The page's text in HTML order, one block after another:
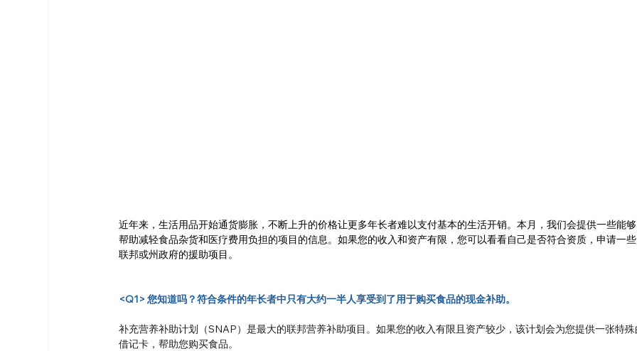
近年来，生活用品开始通货膨胀，不断上升的价格让更多年长者难以支付基本的生活开销。本月，我们会提供一些能够
帮助减轻食品杂货和医疗费用负担的项目的信息。如果您的收入和资产有限，您可以看看自己是否符合资质，申请一些
联邦或州政府的援助项目。
<Q1> 您知道吗？符合条件的年长者中只有大约一半人享受到了用于购买食品的现金补助。
补充营养补助计划（SNAP）是最大的联邦营养补助项目。如果您的收入有限且资产较少，该计划会为您提供一张特
借记卡，帮助您购买食品。